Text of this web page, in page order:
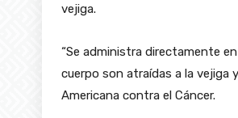
vejiga.
“Se administra directamente
cuerpo son atraídas a la vejiga
Americana contra el Cáncer.